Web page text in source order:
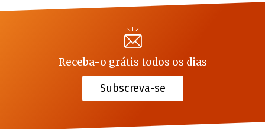
Receba-o grátis todos os dias
Subscreva-se